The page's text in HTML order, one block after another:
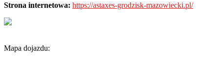
Strona internetowa: https://astaxes-grodzisk-mazowiecki.pl/
Mapa dojazdu: